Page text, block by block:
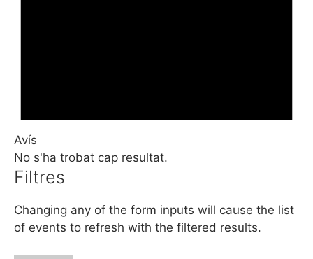
Avís
No s'ha trobat cap resultat.
Filtres
Changing any of the form inputs will cause the list
of events to refresh with the filtered results.